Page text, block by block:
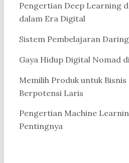
Pengertian Deep Learning
dalam Era Digital
Sistem Pembelajaran
Gaya Hidup Digital Nomad
Memilih Produk untuk
Berpotensi Laris
Pengertian Machine
Pentingnya